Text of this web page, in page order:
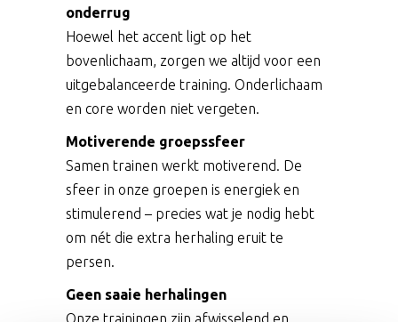
onderrug
Hoewel het accent ligt op het
bovenlichaam, zorgen we altijd voor een
uitgebalanceerde training. Onderlichaam
en core worden niet vergeten.
Motiverende groepssfeer
Samen trainen werkt motiverend. De
sfeer in onze groepen is energiek en
stimulerend – precies wat je nodig hebt
om nét die extra herhaling eruit te
persen.
Geen saaie herhalingen
Onze trainingen zijn afwisselend en